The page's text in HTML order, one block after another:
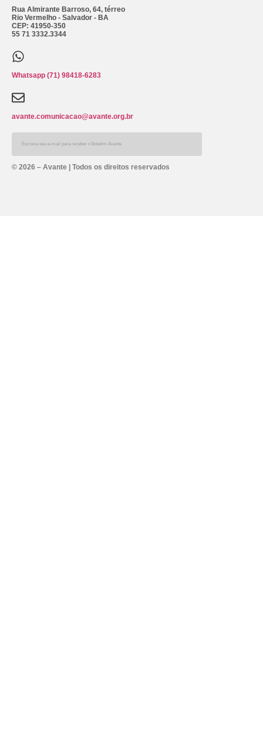
Rua Almirante Barroso, 64, térreo
Rio Vermelho - Salvador - BA
CEP: 41950-350
55 71 3332.3344
Whatsapp (71) 98418-6283
avante.comunicacao@avante.org.br
Alternative:
© 2026 – Avante | Todos os direitos reservados